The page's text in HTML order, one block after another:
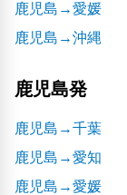
鹿児島→愛媛
鹿児島→沖縄
鹿児島発
鹿児島→千葉
鹿児島→愛知
鹿児島→愛媛